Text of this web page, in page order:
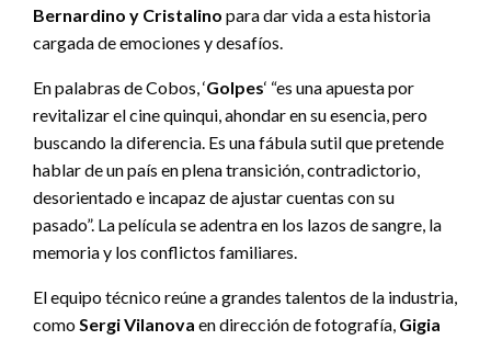
Bernardino y Cristalino para dar vida a esta historia
cargada de emociones y desafíos.
En palabras de Cobos, ‘Golpes‘ “es una apuesta por
revitalizar el cine quinqui, ahondar en su esencia, pero
buscando la diferencia. Es una fábula sutil que pretende
hablar de un país en plena transición, contradictorio,
desorientado e incapaz de ajustar cuentas con su
pasado”. La película se adentra en los lazos de sangre, la
memoria y los conflictos familiares.
El equipo técnico reúne a grandes talentos de la industria,
comoSergi Vilanova en dirección de fotografía, Gigia